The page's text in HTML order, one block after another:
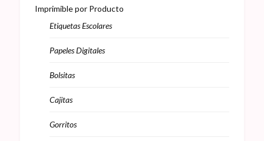
Imprimible por Producto
Etiquetas Escolares
Papeles Digitales
Bolsitas
Cajitas
Gorritos